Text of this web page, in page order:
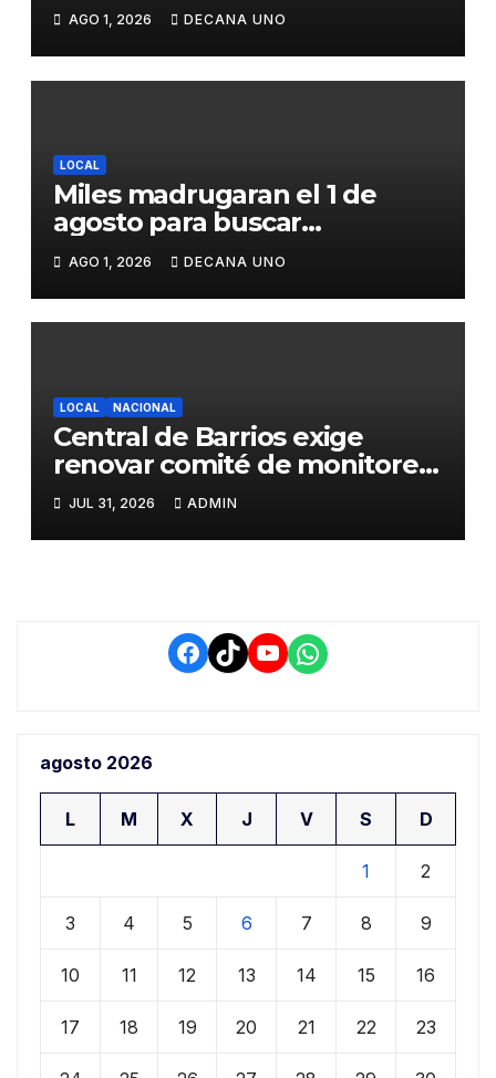
de Agua y Alcantarillado para
Juliaca
AGO 1, 2026 DECANA UNO
LOCAL
Miles madrugaran el 1 de
agosto para buscar
piedrecillas en los ríos y
realizar la challa por la
riqueza y la prosperidad
AGO 1, 2026 DECANA UNO
LOCAL NACIONAL
Central de Barrios exige
renovar comité de monitoreo
del PIAA por presuntos
conflictos de interés y
retrasos
JUL 31, 2026 ADMIN
Facebook
TikTokYouTube
WhatsApp
agosto 2026
L M X J V S D
1 2
3 4 5 6 7 8 9
10 11 12 13 14 15 16
17 18 19 20 21 22 23